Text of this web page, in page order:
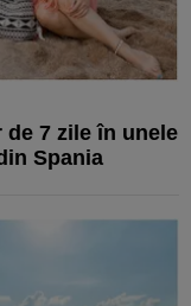
de 7 zile în unele
Spania